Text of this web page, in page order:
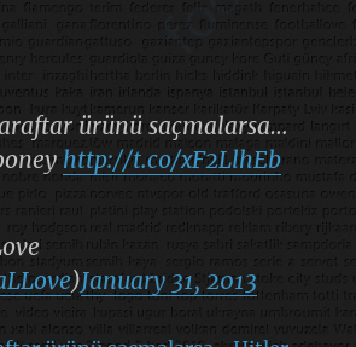
ürünü saçmalarsa…
http://t.co/xF2LlhEb
)January 31, 2013